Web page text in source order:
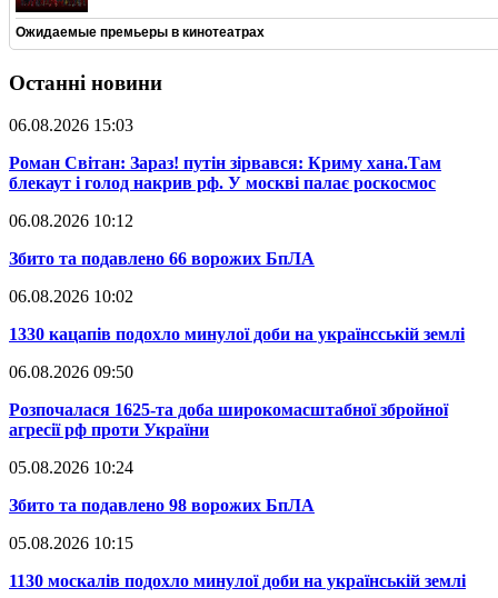
Ожидаемые премьеры в кинотеатрах
Останні новини
06.08.2026 15:03
​Роман Світан: Зараз! путін зірвався: Криму хана.Там
блекаут і голод накрив рф. У москві палає роскосмос
06.08.2026 10:12
​Збито та подавлено 66 ворожих БпЛА
06.08.2026 10:02
​1330 кацапів подохло минулої доби на українсській землі
06.08.2026 09:50
​Розпочалася 1625-та доба широкомасштабної збройної
агресії рф проти України
05.08.2026 10:24
​Збито та подавлено 98 ворожих БпЛА
05.08.2026 10:15
​1130 москалів подохло минулої доби на українській землі